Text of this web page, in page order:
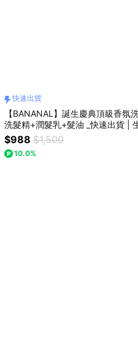
快速出貨
【BANANAL】誕生慶典頂級香氛
洗髮精+潤髮乳+髮油 _快速出貨 |
盒
$988 $1,500
10.0%